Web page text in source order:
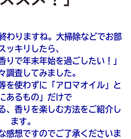
りますね。大掃除などでお部
ッキリしたら、
りで年末年始を過ごしたい！」
調査してみました。
を使わずに「アロマオイル」と
あるもの」だけで
、香りを楽しむ方法をご紹介し
ます。
感想ですのでご了承くださいま